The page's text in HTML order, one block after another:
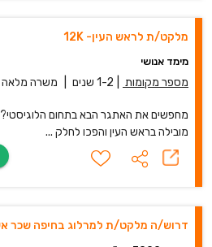
מלקט/ת לראש העין- 12K
מימד אנושי
מספר מקומות 1-2 שנים משרה מלאה
מחפשים את האתגר הבא בתחום
מובילה בראש העין והפכו לחלק ...
דרוש/ה מלקט/ת למרלוג בחיפה שכר